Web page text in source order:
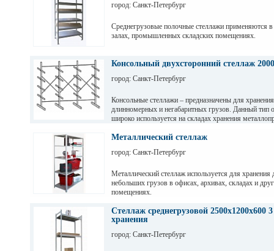
город: Санкт-Петербург
Среднегрузовые полочные стеллажи применяются
залах, промышленных складских помещениях.
зависимости от длины. Полочные стеллажи состоят
краской. Уровни хранения могут регулировать по
Консольный двухсторонний стеллаж
город: Санкт-Петербург
Консольные стеллажи – предназначены для хранения
длинномерных и негабаритных грузов. Данный тип
широко используется на складах хранения
Металлический стеллаж
город: Санкт-Петербург
Металлический стеллаж используется для хранения
небольших грузов в офисах, архивах, складах и
помещениях.
Стеллаж среднегрузовой 2500х1200х600
хранения
город: Санкт-Петербург